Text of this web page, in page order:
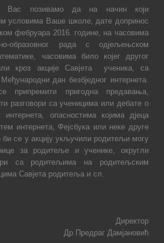
Вас позивамо да на начин који
условима Ваше школе, дате допринос
фебруара 2016. године, на часовима
образовног рада с одјељењском
часовима било којег другог
кроз акције Савјета
ученика, са
дан безбједног интернета.
пригодна предавања,
разговори са ученицима или дебате о
интернета, опасностима којима дјеца
интернета, Фејсбука или неке друге
се у акцију укључили родитељи могу
за родитеље и ученике, округли
са родитељима на родитељским
Савјета родитеља и сл.
Директор
Др Предраг Дамјановић